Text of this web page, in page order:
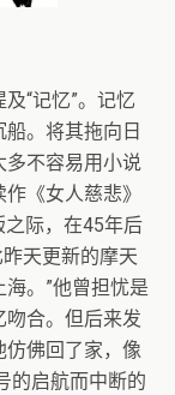
“记忆”。记忆
。将其拖向日
多不容易用小说
《女人慈悲》
之际，在45年后
天更新的摩天
。”他曾担忧是
合。但后来发
佛回了家，像
的启航而中断的